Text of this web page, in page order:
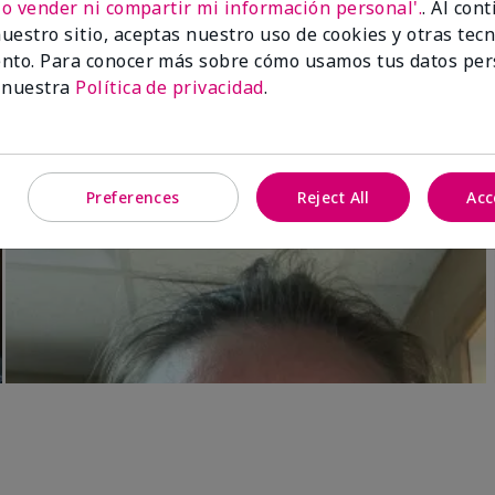
3D Foundation
rosados fríos)
Skinvigorate™ Duo Facial
especial†
$95.00
vender ni compartir mi información personal'.. Al
sitio, aceptas nuestro uso de cookies y otras
Para conocer más sobre cómo usamos tus datos
Política de privacidad.
Preferences Reject All